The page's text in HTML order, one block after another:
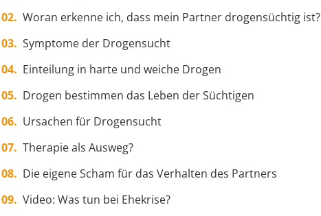
Woran erkenne ich, dass mein Partner drogensüchtig ist?
Symptome der Drogensucht
Einteilung in harte und weiche Drogen
Drogen bestimmen das Leben der Süchtigen
Ursachen für Drogensucht
Therapie als Ausweg?
Die eigene Scham für das Verhalten des Partners
Video: Was tun bei Ehekrise?